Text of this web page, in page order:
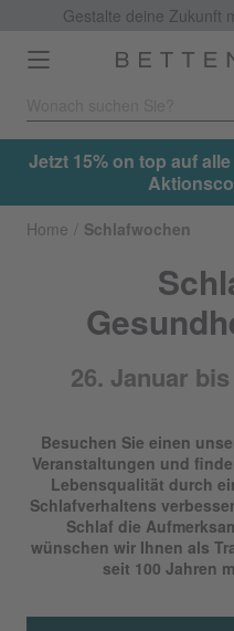
Gestalte deine Zukunft
Toggle
navigation
Jetzt 15% on
Home Schlafwochen
26. Januar
Besuchen Sie einen
Veranstaltungen und
Lebensqualität durch
Schlafverhaltens
Schlaf die
wünschen wir Ihnen als
seit 100 Jahren